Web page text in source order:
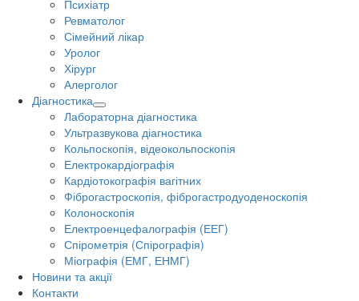
Психіатр
Ревматолог
Сімейний лікар
Уролог
Хірург
Алерголог
Діагностика
Лабораторна діагностика
Ультразвукова діагностика
Кольпоскопія, відеокольпоскопія
Електрокардіографія
Кардіотокографія вагітних
Фіброгастроскопія, фіброгастродуоденоскопія
Колоноскопія
Електроенцефалографія (ЕЕГ)
Спірометрія (Спірографія)
Міографія (ЕМГ, ЕНМГ)
Новини та акції
Контакти